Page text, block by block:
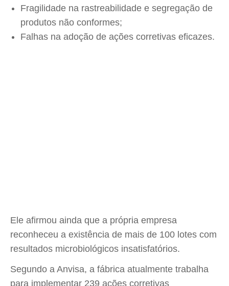
Fragilidade na rastreabilidade e segregação de
produtos não conformes;
Falhas na adoção de ações corretivas eficazes.
Ele afirmou ainda que a própria empresa
reconheceu a existência de mais de 100 lotes com
resultados microbiológicos insatisfatórios.
Segundo a Anvisa, a fábrica atualmente trabalha
para implementar 239 ações corretivas